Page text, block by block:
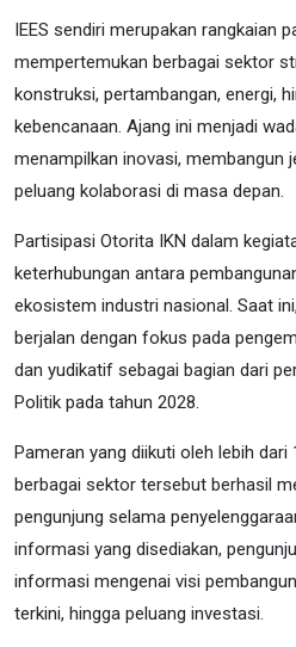
IEES sendiri merupakan rangkaian
mempertemukan berbagai sektor
konstruksi, pertambangan, energi,
kebencanaan. Ajang ini menjadi
menampilkan inovasi, membangun
peluang kolaborasi di masa depan.
Partisipasi Otorita IKN dalam
keterhubungan antara
ekosistem industri nasional. Saat
berjalan dengan fokus pada
dan yudikatif sebagai bagian dari
Politik pada tahun 2028.
Pameran yang diikuti oleh lebih dari
berbagai sektor tersebut berhasil
pengunjung selama
informasi yang disediakan,
informasi mengenai visi
terkini, hingga peluang investasi.